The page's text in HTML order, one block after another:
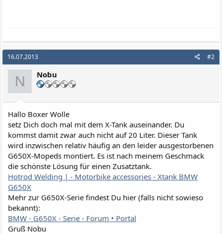
16.07.2013 #2
N Nobu
Hallo Boxer Wolle
setz Dich doch mal mit dem X-Tank auseinander. Du
kommst damit zwar auch nicht auf 20 Liter. Dieser Tank
wird inzwischen relativ häufig an den leider ausgestorbenen
G650X-Mopeds montiert. Es ist nach meinem Geschmack
die schönste Lösung für einen Zusatztank.
Hotrod Welding | - Motorbike accessories - Xtank BMW
G650X
Mehr zur G650X-Serie findest Du hier (falls nicht sowieso
bekannt):
BMW - G650X - Serie - Forum • Portal
Gruß Nobu